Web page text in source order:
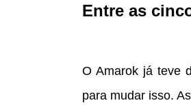
Entre as
O Amarok já teve
para mudar isso.